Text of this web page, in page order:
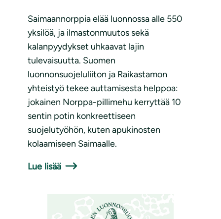
Saimaannorppia elää luonnossa alle 550
yksilöä, ja ilmastonmuutos sekä
kalanpyydykset uhkaavat lajin
tulevaisuutta. Suomen
luonnonsuojeluliiton ja Raikastamon
yhteistyö tekee auttamisesta helppoa:
jokainen Norppa-pillimehu kerryttää 10
sentin potin konkreettiseen
suojelutyöhön, kuten apukinosten
kolaamiseen Saimaalle.
Lue lisää